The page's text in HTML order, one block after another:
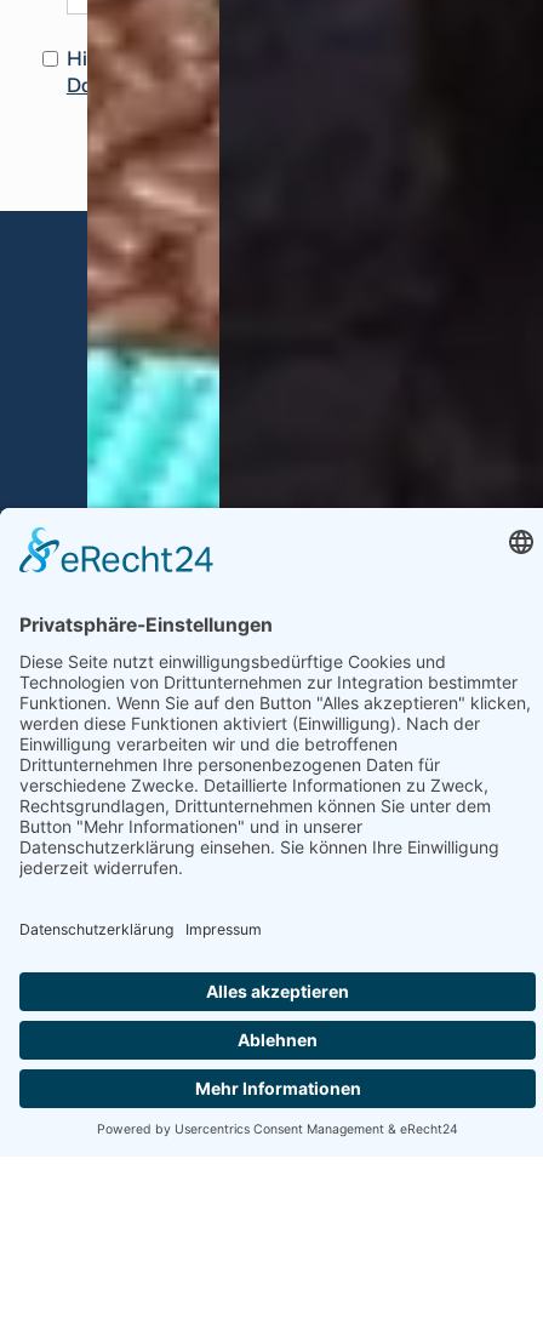
Hiermit erklärst Du Dich mit der
Datenschutzerklärung
TIERKRAFT SCHORN
Magdalena Schorn
Röllbacherstraße 10
63933 Mönchberg-Schmachtenberg
Mail: kontakt@tierkraftschorn.de
Handy & Whatsapp : 017660427166
IMPRESSUM
Bavarian Made Media